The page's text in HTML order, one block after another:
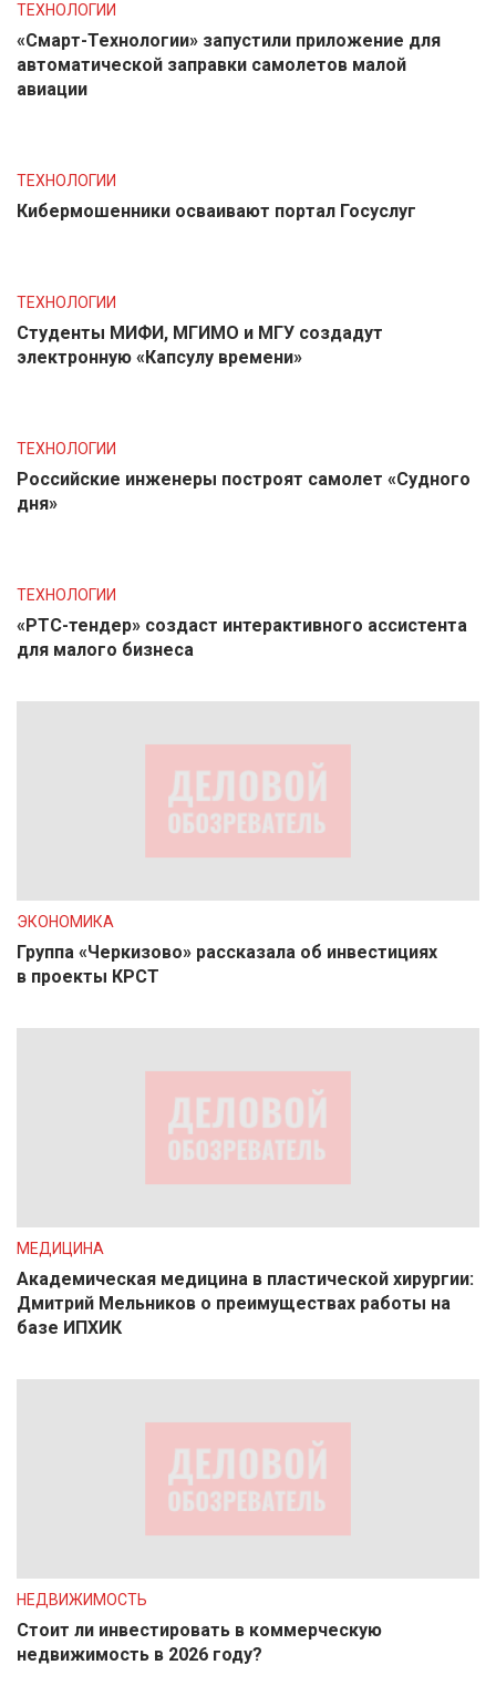
ТЕХНОЛОГИИ
«Смарт-Технологии» запустили приложение для
автоматической заправки самолетов малой
авиации
ТЕХНОЛОГИИ
Кибермошенники осваивают портал Госуслуг
ТЕХНОЛОГИИ
Студенты МИФИ, МГИМО и МГУ создадут
электронную «Капсулу времени»
ТЕХНОЛОГИИ
Российские инженеры построят самолет «Судного
дня»
ТЕХНОЛОГИИ
«РТС-тендер» создаст интерактивного ассистента
для малого бизнеса
ЭКОНОМИКА
Группа «Черкизово» рассказала об инвестициях
в проекты КРСТ
МЕДИЦИНА
Академическая медицина в пластической хирургии:
Дмитрий Мельников о преимуществах работы на
базе ИПХИК
НЕДВИЖИМОСТЬ
Стоит ли инвестировать в коммерческую
недвижимость в 2026 году?